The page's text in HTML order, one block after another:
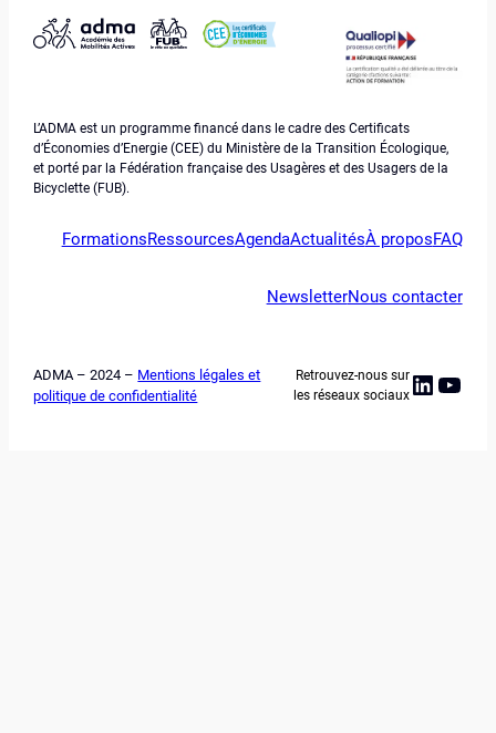
L’ADMA est un programme financé dans le cadre des Certificats
d’Économies d’Energie (CEE) du Ministère de la Transition Écologique,
et porté par la Fédération française des Usagères et des Usagers de la
Bicyclette (FUB).
FormationsRessourcesAgendaActualitésÀ proposFAQ
NewsletterNous contacter
ADMA – 2024 – Mentions légales et
politique de confidentialité
Retrouvez-nous sur
les réseaux sociaux